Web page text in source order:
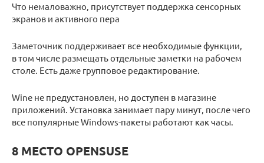
Что немаловажно, присутствует поддержка сенсорных
экранов и активного пера
Заметочник поддерживает все необходимые функции,
в том числе размещать отдельные заметки на рабочем
столе. Есть даже групповое редактирование.
Wine не предустановлен, но доступен в магазине
приложений. Установка занимает пару минут, после чего
все популярные Windows-пакеты работают как часы.
8 МЕСТО OPENSUSE